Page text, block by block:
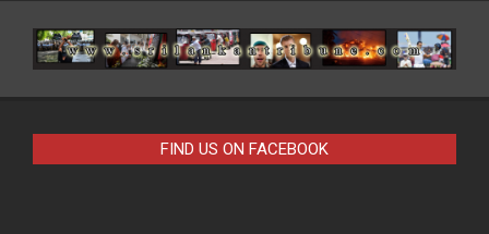
FIND US ON FACEBOOK